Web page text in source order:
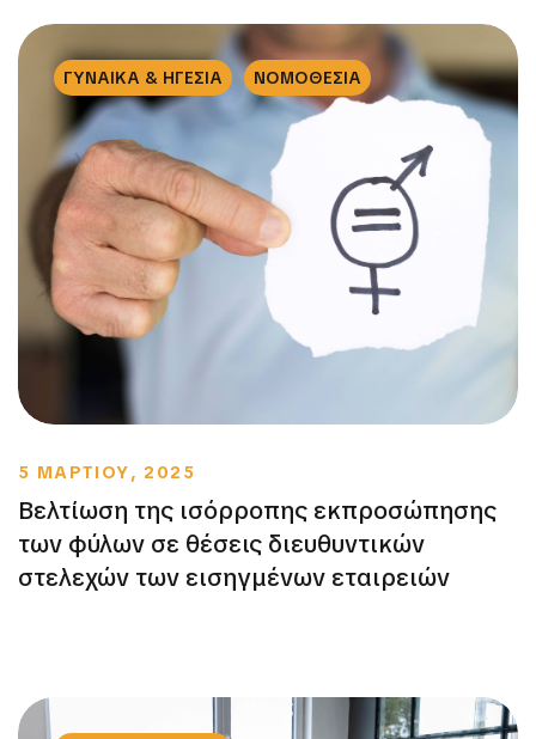
ΓΥΝΑΙΚΑ & ΗΓΕΣΙΑ ΝΟΜΟΘΕΣΙΑ
5 ΜΑΡΤΙΟΥ, 2025
Βελτίωση της ισόρροπης εκπροσώπησης
των φύλων σε θέσεις διευθυντικών
στελεχών των εισηγμένων εταιρειών